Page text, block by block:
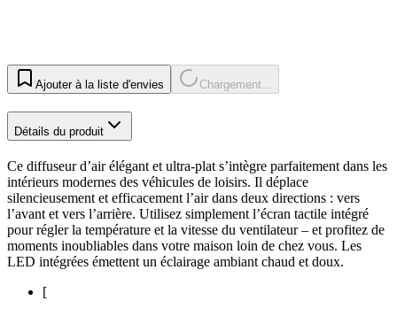
Ajouter à la liste d'envies Chargement...
Détails du produit
Ce diffuseur d’air élégant et ultra-plat s’intègre parfaitement dans les
intérieurs modernes des véhicules de loisirs. Il déplace
silencieusement et efficacement l’air dans deux directions : vers
l’avant et vers l’arrière. Utilisez simplement l’écran tactile intégré
pour régler la température et la vitesse du ventilateur – et profitez de
moments inoubliables dans votre maison loin de chez vous. Les
LED intégrées émettent un éclairage ambiant chaud et doux.
[